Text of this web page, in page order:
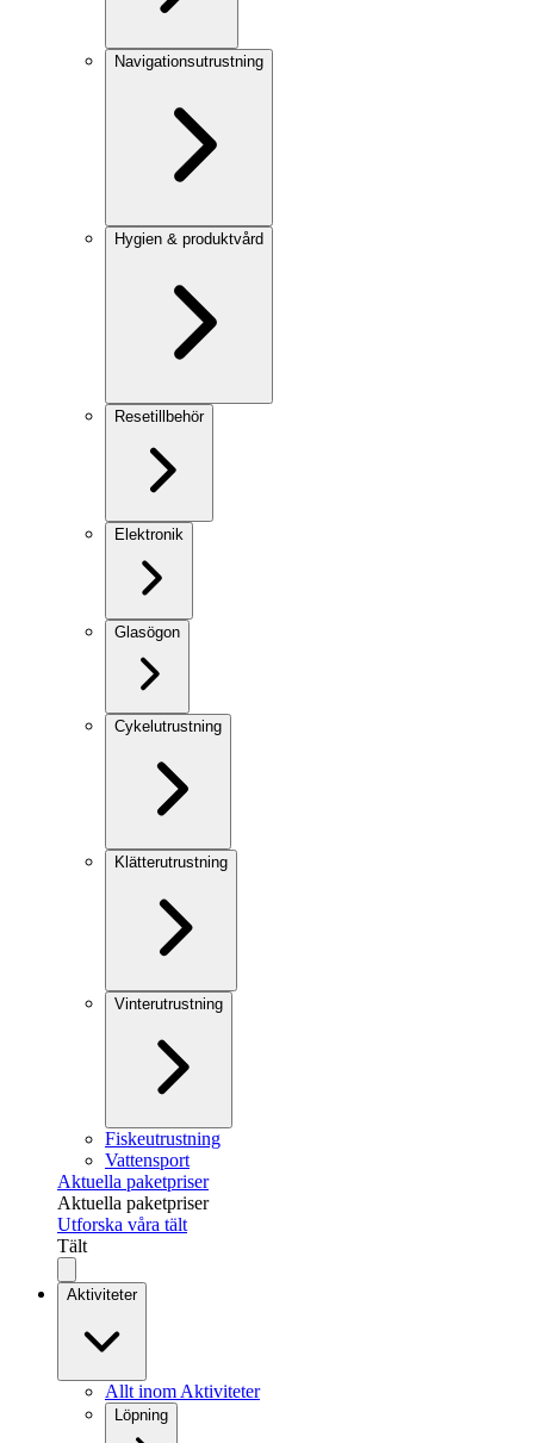
Navigationsutrustning
Hygien & produktvård
Resetillbehör
Elektronik
Glasögon
Cykelutrustning
Klätterutrustning
Vinterutrustning
Fiskeutrustning
Vattensport
Aktuella paketpriser
Aktuella paketpriser
Utforska våra tält
Tält
Aktiviteter
Allt inom Aktiviteter
Löpning